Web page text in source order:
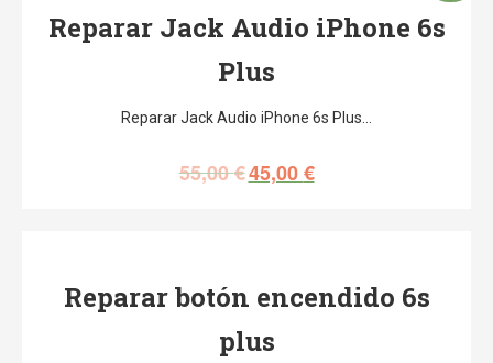
Reparar Jack Audio iPhone 6s
Plus
Reparar Jack Audio iPhone 6s Plus…
55,00€45,00€
Reparar botón encendido 6s
plus